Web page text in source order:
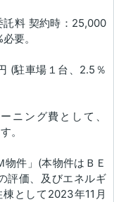
託料 契約時：25,000
要。
(駐車場１台、2.5％
ニング費として、
。
物件」(本物件はＢＥ
評価、及びエネルギ
として2023年11月